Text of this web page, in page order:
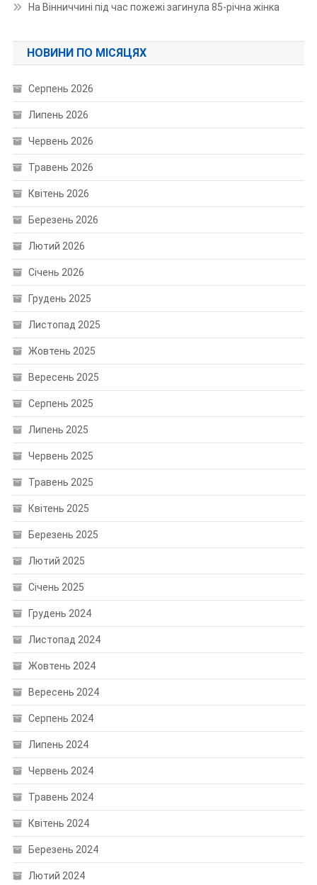
На Вінниччині під час пожежі загинула 85-річна жінка
НОВИНИ ПО МІСЯЦЯХ
Серпень 2026
Липень 2026
Червень 2026
Травень 2026
Квітень 2026
Березень 2026
Лютий 2026
Січень 2026
Грудень 2025
Листопад 2025
Жовтень 2025
Вересень 2025
Серпень 2025
Липень 2025
Червень 2025
Травень 2025
Квітень 2025
Березень 2025
Лютий 2025
Січень 2025
Грудень 2024
Листопад 2024
Жовтень 2024
Вересень 2024
Серпень 2024
Липень 2024
Червень 2024
Травень 2024
Квітень 2024
Березень 2024
Лютий 2024